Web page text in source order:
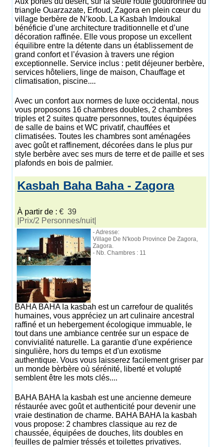
triangle Ouarzazate, Erfoud, Zagora en plein cœur du
village berbère de N’koob. La Kasbah Imdoukal
bénéficie d’une architecture traditionnelle et d’une
décoration raffinée. Elle vous propose un excellent
équilibre entre la détente dans un établissement de
grand confort et l’évasion à travers une région
exceptionnelle. Service inclus : petit déjeuner berbère,
services hôteliers, linge de maison, Chauffage et
climatisation, piscine....
Avec un confort aux normes de luxe occidental, nous
vous proposons 16 chambres doubles, 2 chambres
triples et 2 suites quatre personnes, toutes équipées
de salle de bains et WC privatif, chauffées et
climatisées. Toutes les chambres sont aménagées
avec goût et raffinement, décorées dans le plus pur
style berbère avec ses murs de terre et de paille et ses
plafonds en bois de palmier.
Kasbah Baha Baha - Zagora
À partir de : € 39
|Prix/2 Personnes/nuit|
- Adresse:
Village De N'koob Province De Zagora,
Zagora.
- Nb. Chambres : 11
BAHA BAHA la kasbah est un carrefour de qualités
humaines, vous appréciez un art culinaire ancestral
raffiné et un hebergement écologique immuable, le
tout dans une ambiance centrée sur un espace de
convivialité naturelle. La garantie d'une expérience
singulière, hors du temps et d'un exotisme
authentique. Vous vous laisserez facilement griser par
un monde bèrbère où sérénité, liberté et volupté
semblent être les mots clés....
BAHA BAHA la kasbah est une ancienne demeure
réstaurée avec goût et authenticité pour devenir une
vraie destination de charme. BAHA BAHA la kasbah
vous propose: 2 chambres classique au rez de
chaussée, équipées de douches, lits doubles en
feuilles de palmier tréssés et toilettes privatives.